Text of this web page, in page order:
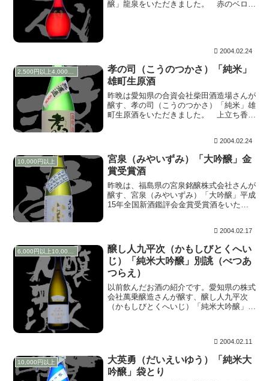
醸」龍泉をいただきました。 赤のベロア
2004.02.24
孝の司（こうのつかさ）「純米」
雄町生原酒
昨晩は愛知県の合資会社柴田酒造場さんが
醸す、孝の司（こうのつかさ）「純米」雄
町生原酒をいただきました。 上立ち香は
当たりの中にも、どこか甘みを感じるお酒
で旨いっす。...
2004.02.24
10,000円以上
宮泉（みやいずみ）「大吟醸」金
賞受賞酒
昨晩は、福島県の宮泉銘醸株式会社さんが
醸す、宮泉（みやいずみ）「大吟醸」平成
15年全国新酒鑑評会金賞受賞酒をいただ
地よく華やかで甘みのあるような吟醸香。
この時点で完...
2004.02.17
醸し人九平次（かもしびとくへい
じ）「純米大吟醸」別誂（べつあ
つらえ）
以前飲んだお酒の紹介です。愛知県の株式
会社萬乗醸造さんが醸す、醸し人九平次
（かもしびとくへいじ）「純米大吟醸」別
2004.02.11
10,000円以上
大英勇（だいえいゆう）「純米大
吟醸」袋とり